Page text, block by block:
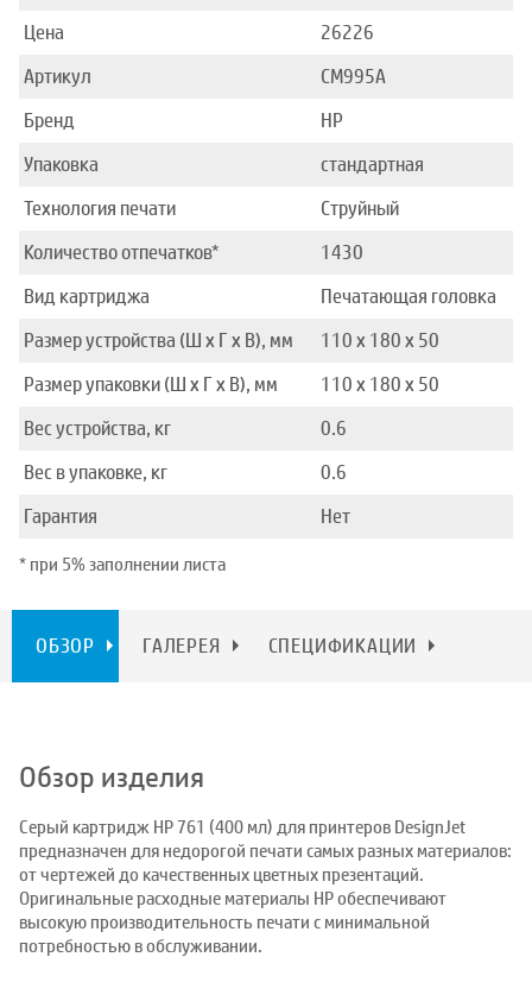
Цена
26226
Артикул
CM995A
Бренд
HP
Упаковка
стандартная
Технология печати
Струйный
Количество отпечатков*
1430
Вид картриджа
Печатающая головка
Размер устройства (Ш x Г x В), мм
110 x 180 x 50
Размер упаковки (Ш x Г x В), мм
110 x 180 x 50
Вес устройства, кг
0.6
Вес в упаковке, кг
0.6
Гарантия
Нет
* при 5% заполнении листа
ОБЗОР ГАЛЕРЕЯ СПЕЦИФИКАЦИИ
Обзор изделия
Серый картридж HP 761 (400 мл) для принтеров DesignJet
предназначен для недорогой печати самых разных материалов:
от чертежей до качественных цветных презентаций.
Оригинальные расходные материалы HP обеспечивают
высокую производительность печати с минимальной
потребностью в обслуживании.